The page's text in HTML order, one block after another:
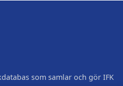
som samlar och gör IFK